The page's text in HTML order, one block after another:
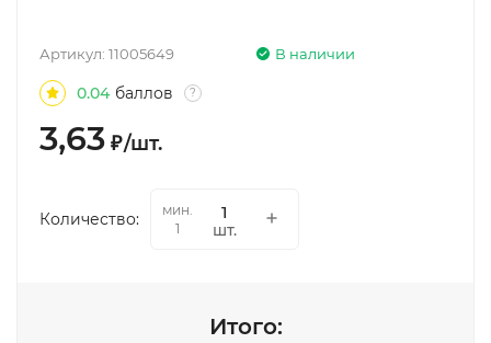
В наличии
Артикул: 11005649
0.04 баллов ?
3,63 ₽/шт.
Количество:
мин.
1
шт.
Итого: